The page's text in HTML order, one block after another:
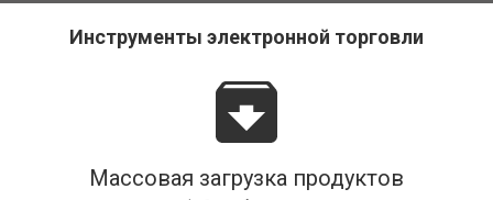
Инструменты электронной торговли
Массовая загрузка продуктов